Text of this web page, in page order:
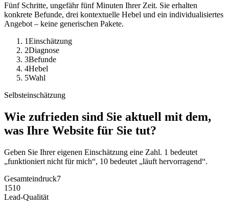
Fünf Schritte, ungefähr fünf Minuten Ihrer Zeit. Sie erhalten
konkrete Befunde, drei kontextuelle Hebel und ein individualisiertes
Angebot – keine generischen Pakete.
1Einschätzung
2Diagnose
3Befunde
4Hebel
5Wahl
Selbsteinschätzung
Wie zufrieden sind Sie aktuell mit dem,
was Ihre Website für Sie tut?
Geben Sie Ihrer eigenen Einschätzung eine Zahl. 1 bedeutet
„funktioniert nicht für mich“, 10 bedeutet „läuft hervorragend“.
Gesamteindruck7
1 510
Lead-Qualität